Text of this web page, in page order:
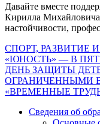
Давайте вместе
Кирилла
настойчивости,
Навигация
по
записям
СПОРТ, РАЗВИТИЕ
«ЮНОСТЬ» — В
ДЕНЬ ЗАЩИТЫ
ОГРАНИЧЕННЫМИ
«ВРЕМЕННЫЕ
Сведения об